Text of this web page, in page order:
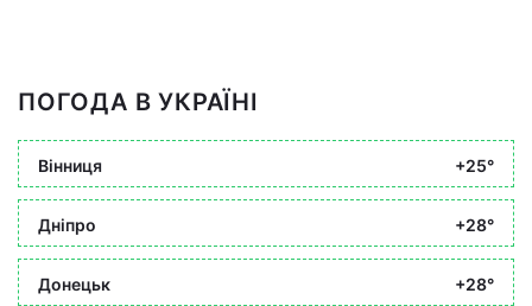
ПОГОДА В УКРАЇНІ
Вінниця +25°
Дніпро +28°
Донецьк +28°